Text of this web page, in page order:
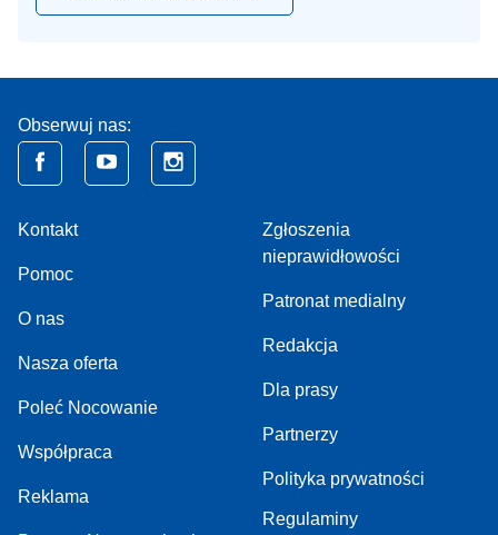
Obserwuj nas:
Kontakt
Pomoc
O nas
Nasza oferta
Poleć Nocowanie
Współpraca
Reklama
Zgłoszenia
nieprawidłowości
Patronat medialny
Redakcja
Dla prasy
Partnerzy
Polityka prywatności
Regulaminy